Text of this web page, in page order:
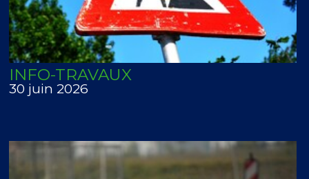
INFO-TRAVAUX
30 juin 2026